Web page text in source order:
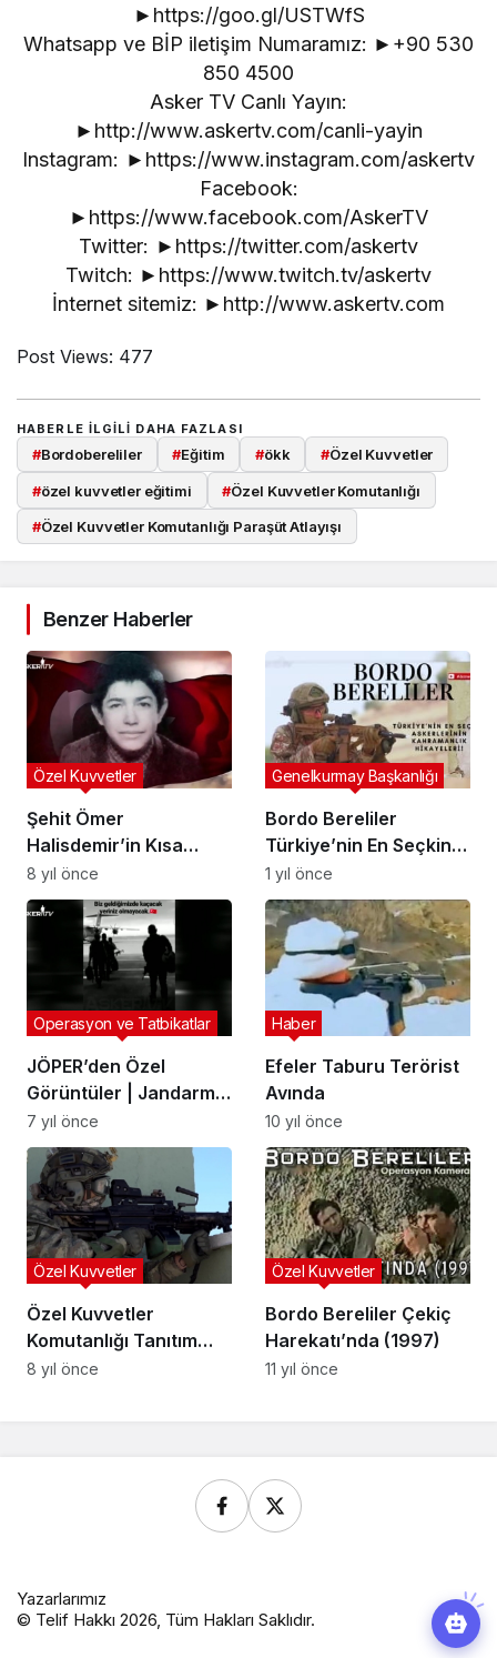
►https://goo.gl/USTWfS
Whatsapp ve BİP iletişim Numaramız: ►+90 530
850 4500
Asker TV Canlı Yayın:
►http://www.askertv.com/canli-yayin
Instagram: ►https://www.instagram.com/askertv
Facebook:
►https://www.facebook.com/AskerTV
Twitter: ►https://twitter.com/askertv
Twitch: ►https://www.twitch.tv/askertv
İnternet sitemiz: ►http://www.askertv.com
Post Views: 477
HABERLE ILGILI DAHA FAZLASI
#Bordobereliler #Eğitim #ökk #Özel Kuvvetler
#özel kuvvetler eğitimi #Özel Kuvvetler Komutanlığı
#Özel Kuvvetler Komutanlığı Paraşüt Atlayışı
Benzer Haberler
Şehit Ömer
Halisdemir’in Kısa
Hayatı (KLİP)
Özel Kuvvetler
8 yıl önce
Bordo Bereliler
Türkiye’nin En Seçkin
Askerlerinin
Kahramanlık
Hikayeleri!
Genelkurmay Başkanlığı
1 yıl önce
JÖPER’den Özel
Görüntüler | Jandarma
Komando Özel Asayiş
Komutanlığı
Operasyon ve Tatbikatlar
7 yıl önce
Efeler Taburu Terörist
Avında
Haber
10 yıl önce
Özel Kuvvetler
Komutanlığı Tanıtım
Videosu
Özel Kuvvetler
8 yıl önce
Bordo Bereliler Çekiç
Harekatı’nda (1997)
Özel Kuvvetler
11 yıl önce
Yazarlarımız
© Telif Hakkı 2026, Tüm Hakları Saklıdır.